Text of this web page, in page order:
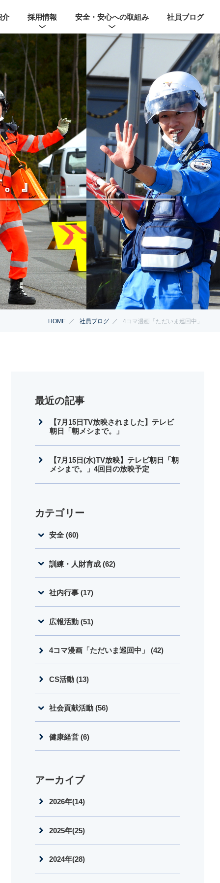
介 採用情報 安全・安心への取組み 社員ブログ
』
HOME 社員ブログ 4コマ漫画「ただいま巡回中」
最近の記事
【7月15日TV放映されました】テレビ
朝日「朝メシまで。」
【7月15日(水)TV放映】テレビ朝日「朝
メシまで。」4回目の放映予定
カテゴリー
安全 (60)
訓練・人財育成 (62)
社内行事 (17)
広報活動 (51)
4コマ漫画「ただいま巡回中」 (42)
CS活動 (13)
社会貢献活動 (56)
健康経営 (6)
アーカイブ
2026年(14)
2025年(25)
2024年(28)